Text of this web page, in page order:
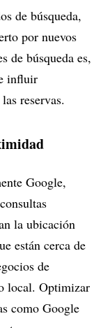
de búsqueda,
por nuevos
de búsqueda es,
influir
reservas.
Google,
la ubicación
están cerca de
de
local. Optimizar
como Google